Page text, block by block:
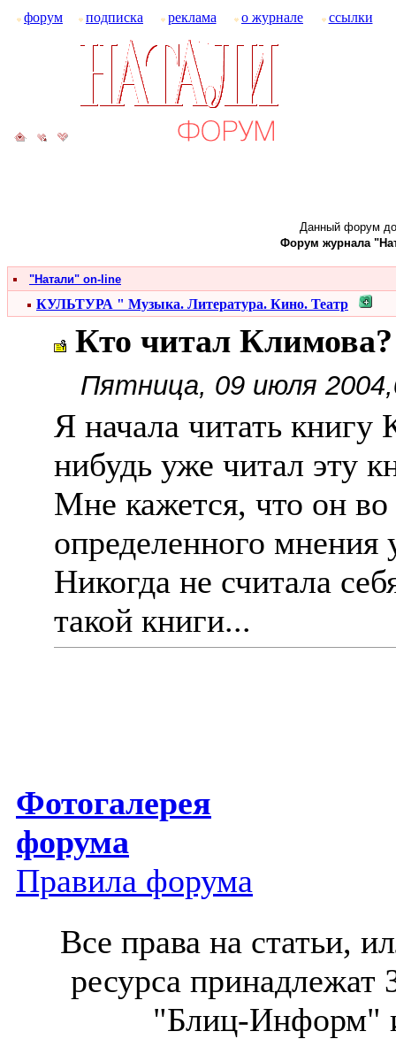
форум подписка реклама о журнале ссылки
Данный форум
Форум журнала
"Натали" on-line
КУЛЬТУРА " Музыка. Литература. Кино. Театр
Кто читал Климова?
Пятница, 09 июля
Я начала читать
нибудь уже читал эту
Мне кажется, что он
определенного
Никогда не считала
такой книги...
Фотогалерея
форума
Правила форума
Все права на статьи,
ресурса
"Блиц-Информ"